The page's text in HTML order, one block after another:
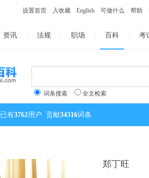
设置首页 入收藏 English 可做什么 帮助
资讯 法规 职场 百科 考
词条搜索 全文检索
已有3762用户 贡献34316词条
郑丁旺